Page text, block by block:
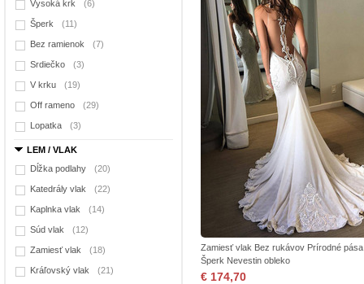
Vysoká krk (6)
Šperk (11)
Bez ramienok (7)
Srdiečko (3)
V krku (19)
Off rameno (29)
Lopatka (3)
LEM / VLAK
Dĺžka podlahy
(20)
Katedrály vlak (22)
Kaplnka vlak (14)
Súd vlak (12)
Zamiesť vlak (18)
Kráľovský vlak (21)
Zamiesť vlak Bez rukávov Prírodné pása
Šperk Nevestin obleko
€ 174,70